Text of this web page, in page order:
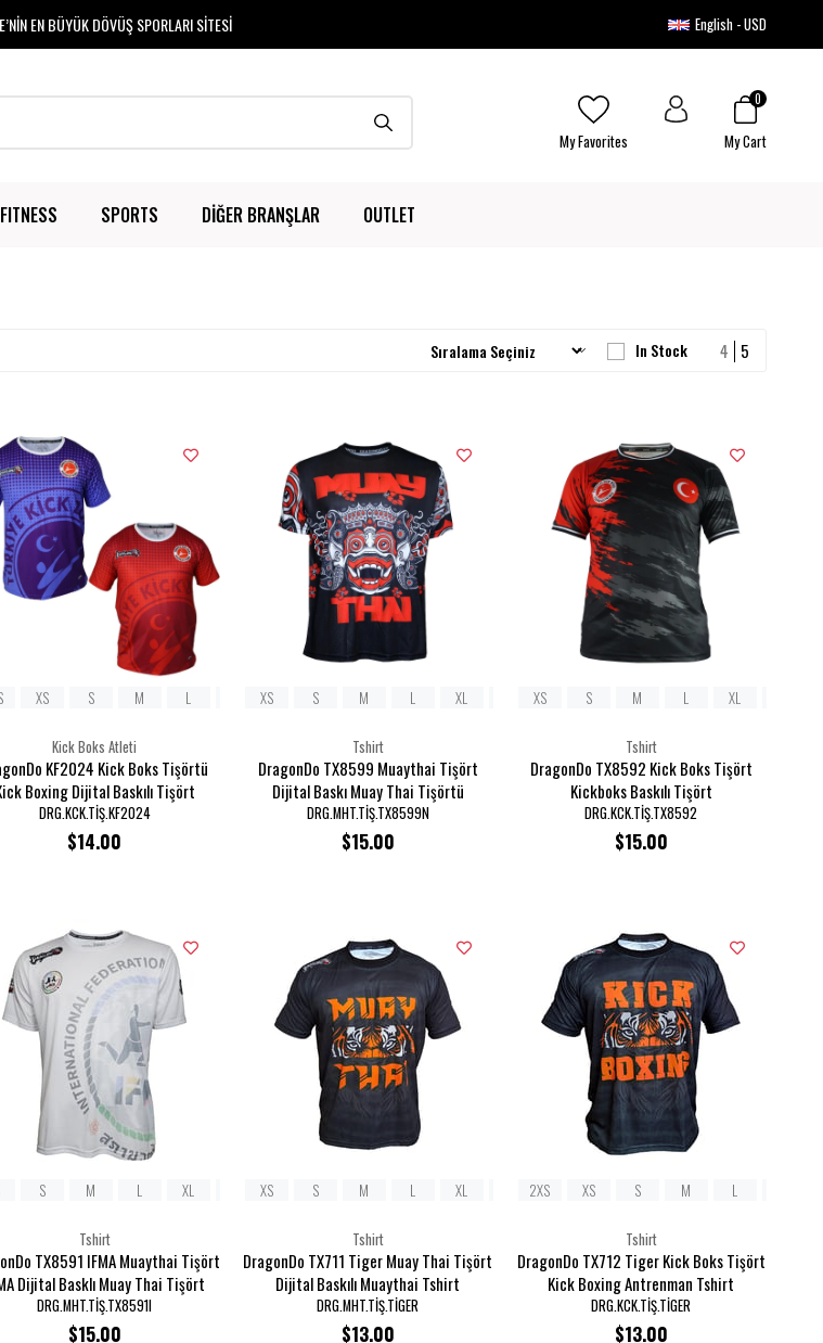
EN BÜYÜK DÖVÜŞ SPORLARI SİTESİ English - USD
My Cart
0
My Favorites
FITNESS SPORTS DİĞER BRANŞLAR OUTLET
In Stock
3XL
Kick Boks Atleti
KF2024 Kick Boks Tişörtü
Boxing Dijital Baskılı Tişört
DRG.KCK.TİŞ.KF2024
$14.00
XS S M L
Tshirt
DragonDo TX8599 Muaythai Tişört
Dijital Baskı Muay Thai Tişörtü
DRG.MHT.TİŞ.TX8599N
$15.00
XS S M L XL
Tshirt
DragonDo TX8592 Kick Boks Tişört
Kickboks Baskılı Tişört
DRG.KCK.TİŞ.TX8592
$15.00
XS S M L XL
Tshirt
TX8591 IFMA Muaythai Tişört
Dijital Basklı Muay Thai Tişört
DRG.MHT.TİŞ.TX8591I
$15.00
S M L XL
Tshirt
DragonDo TX711 Tiger Muay Thai Tişört
Dijital Baskılı Muaythai Tshirt
DRG.MHT.TİŞ.TİGER
$13.00
XS S M L XL
Tshirt
DragonDo TX712 Tiger Kick Boks Tişört
Kick Boxing Antrenman Tshirt
DRG.KCK.TİŞ.TİGER
$13.00
2XS XS S M L